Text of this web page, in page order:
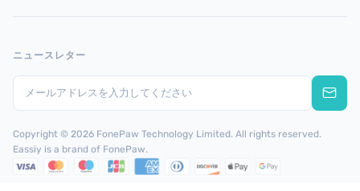
ニュースレター
Copyright © 2026 FonePaw Technology Limited. All rights reserved.
Eassiy is a brand of FonePaw.